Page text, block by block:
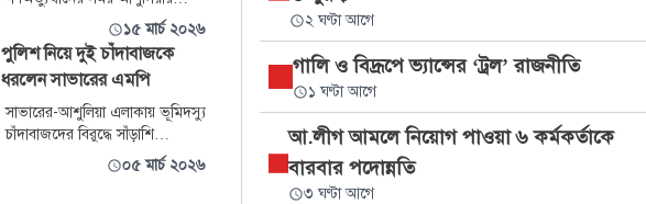
ছয়জনের লাশ পোড়ানোসহ
সাতজনকে হত্যার ঘটনায়
মানবতাবিরোধী অপরাধের মামলায়
সাবেক এমপি সাইফুল ইসলামসহ ছয়
আসামিকে মৃত্যুদণ্ড দিয়ে ৫৯১ পৃষ্ঠার
পূর্ণাঙ্গ রায় প্রকাশ করা হয়েছে।
রোববার (১৫ মার্চ) এ রায় প্রকাশ
করেন আন্তর্জাতিক অপরাধ
১৫ মার্চ ২০২৬
পুলিশ নিয়ে দুই চাঁদাবাজকে
ধরলেন সাভারের এমপি
সাভারের-আশুলিয়া এলাকায় ভূমিদস্যু
চাঁদাবাজদের বিরুদ্ধে সাঁড়াশি
অভিযানে নেমেছেন ঢাকা-১৯
আসনের সংসদ সদস্য ডা. দেওয়ান
০৫ মার্চ ২০২৬
২ ঘণ্টা আগে
গালি ও বিদ্রূপে ভ্যান্সের ‘ট্রল’ রাজনীতি
১ ঘণ্টা আগে
আ.লীগ আমলে নিয়োগ পাওয়া ৬ কর্মকর্তাকে
বারবার পদোন্নতি
৩ ঘণ্টা আগে